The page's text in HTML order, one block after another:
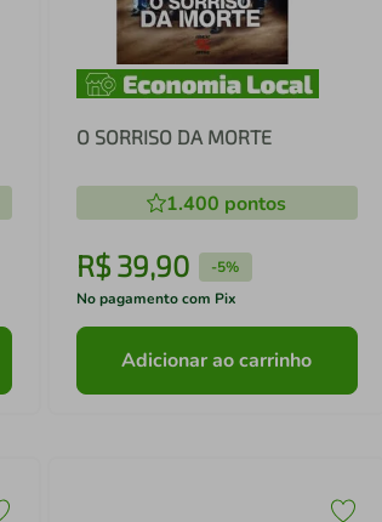
O SORRISO DA MORTE
1.400 pontos
R$ 39,90 -5%
No pagamento com Pix
Adicionar ao carrinho